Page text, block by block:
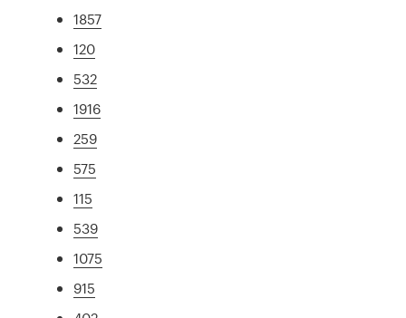
1857
120
532
1916
259
575
115
539
1075
915